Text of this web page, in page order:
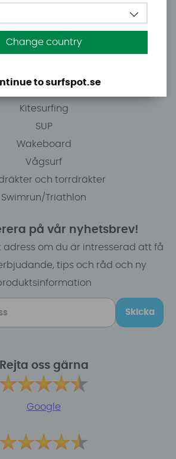
info@surfspot.se
Kitesurfing
SUP
Wakeboard
Vågsurf
och torrdräkter
Swimrun/Triathlon
på vår nyhetsbrev!
adress om du är intresserad att få
tips och råd och ny
Skicka
Rejta oss gärna
Google
Change country
to surfspot.se